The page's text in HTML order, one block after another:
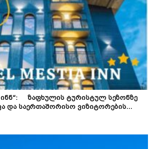
ინნ“: ზაფხულის ტურისტულ სეზონზე
და საერთაშორისო ვიზიტორების...